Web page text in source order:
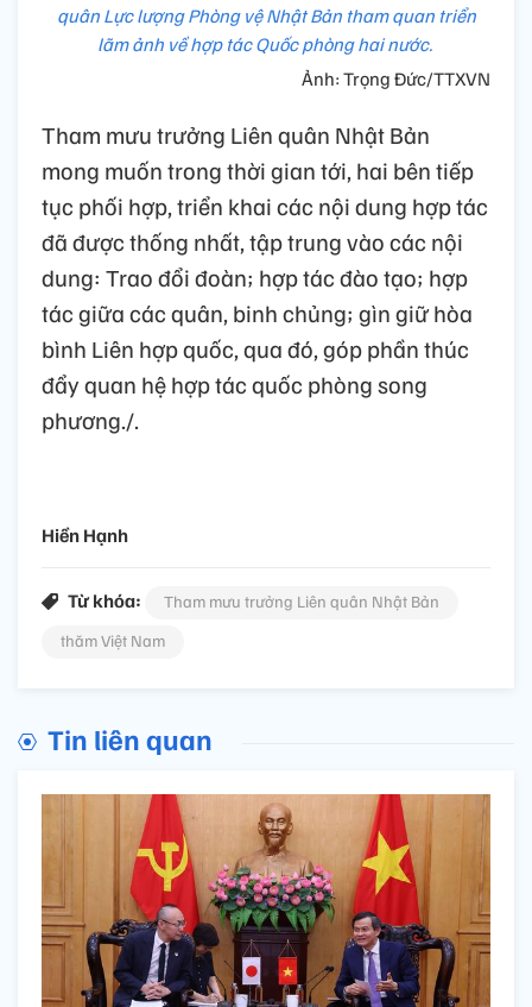
quân Lực lượng Phòng vệ Nhật Bản tham quan triển
lãm ảnh về hợp tác Quốc phòng hai nước.
Ảnh: Trọng Đức/TTXVN
Tham mưu trưởng Liên quân Nhật Bản
mong muốn trong thời gian tới, hai bên tiếp
tục phối hợp, triển khai các nội dung hợp tác
đã được thống nhất, tập trung vào các nội
dung: Trao đổi đoàn; hợp tác đào tạo; hợp
tác giữa các quân, binh chủng; gìn giữ hòa
bình Liên hợp quốc, qua đó, góp phần thúc
đẩy quan hệ hợp tác quốc phòng song
phương./.
Hiền Hạnh
Từ khóa:
Tham mưu trưởng Liên quân Nhật Bản
thăm Việt Nam
Tin liên quan